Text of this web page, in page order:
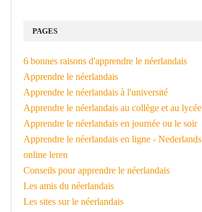
PAGES
6 bonnes raisons d'apprendre le néerlandais
Apprendre le néerlandais
Apprendre le néerlandais à l'université
Apprendre le néerlandais au collège et au lycée
Apprendre le néerlandais en journée ou le soir
Apprendre le néerlandais en ligne - Nederlands
online leren
Conseils pour apprendre le néerlandais
Les amis du néerlandais
Les sites sur le néerlandais